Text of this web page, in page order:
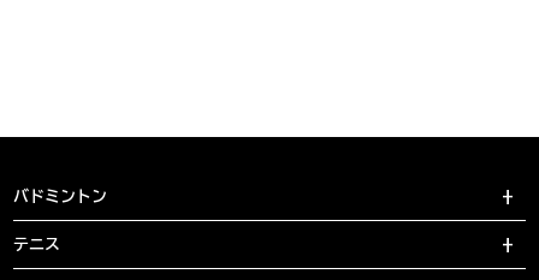
バドミントン
テニス